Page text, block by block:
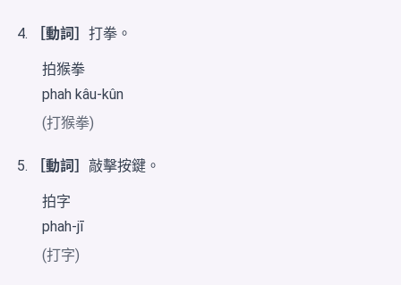
［動詞］打拳。
拍猴拳
phah kâu-kûn
(打猴拳)
［動詞］敲擊按鍵。
拍字
phah-jī
(打字)